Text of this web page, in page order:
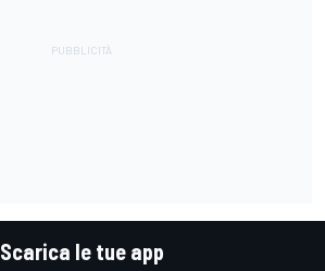
Scarica le tue app